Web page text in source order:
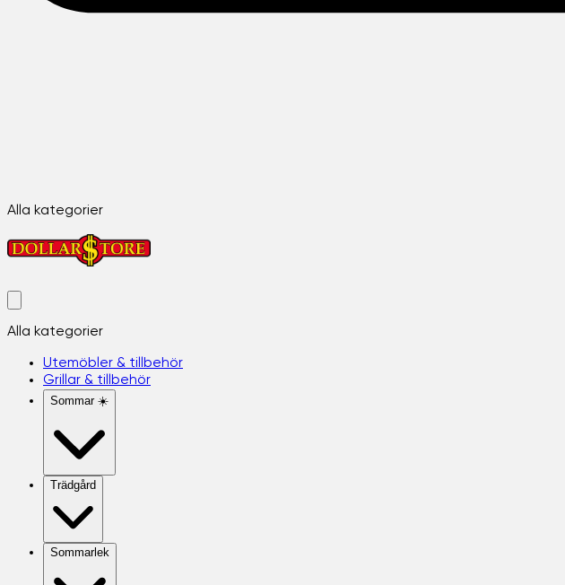
Alla kategorier
Alla kategorier
Utemöbler & tillbehör
Grillar & tillbehör
Sommar ☀️
Trädgård
Sommarlek